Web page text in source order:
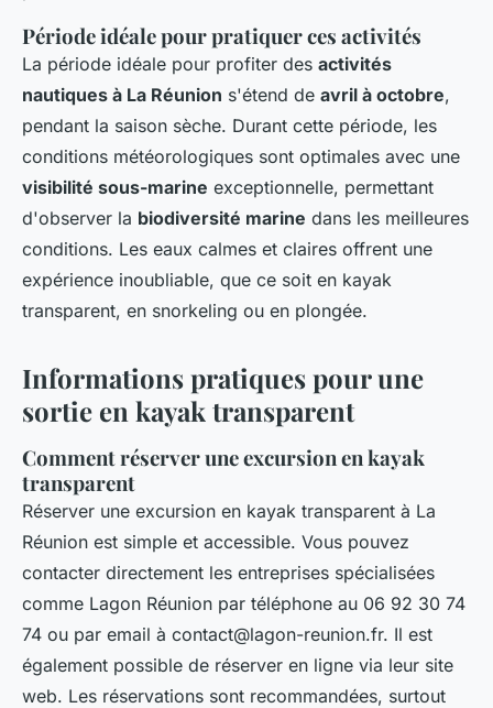
Période idéale pour pratiquer ces activités
La période idéale pour profiter des activités
nautiques à La Réunion s'étend de avril à octobre,
pendant la saison sèche. Durant cette période, les
conditions météorologiques sont optimales avec une
visibilité sous-marine exceptionnelle, permettant
d'observer la biodiversité marine dans les meilleures
conditions. Les eaux calmes et claires offrent une
expérience inoubliable, que ce soit en kayak
transparent, en snorkeling ou en plongée.
Informations pratiques pour une
sortie en kayak transparent
Comment réserver une excursion en kayak
transparent
Réserver une excursion en kayak transparent à La
Réunion est simple et accessible. Vous pouvez
contacter directement les entreprises spécialisées
comme Lagon Réunion par téléphone au 06 92 30 74
74 ou par email à contact@lagon-reunion.fr. Il est
également possible de réserver en ligne via leur site
web. Les réservations sont recommandées, surtout